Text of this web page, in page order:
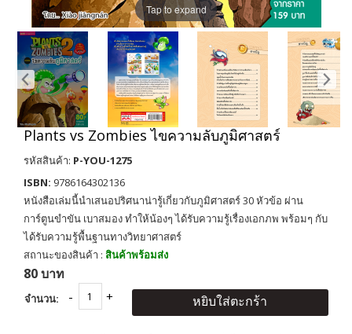
Tap to expand
Plants vs Zombies ไขความลับภูมิศาสตร์
รหัสสินค้า: P-YOU-1275
ISBN: 9786164302136
หนังสือเล่มนี้นำเสนอปริศนาน่ารู้เกี่ยวกับภูมิศาสตร์ 30 หัวข้อ ผ่าน
การ์ตูนขำขัน เบาสมอง ทำให้น้องๆ ได้รับความรู้เรื่องเอกภพ พร้อมๆ กับ
ได้รับความรู้พื้นฐานทางวิทยาศาสตร์
สถานะของสินค้า : สินค้าพร้อมส่ง
80 บาท
จำนวน: หยิบใส่ตะกร้า